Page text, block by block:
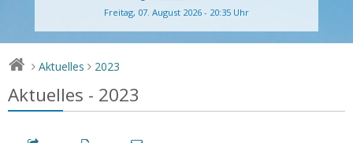
Freitag, 07. August 2026 - 20:35 Uhr
> Aktuelles > 2023
Aktuelles - 2023